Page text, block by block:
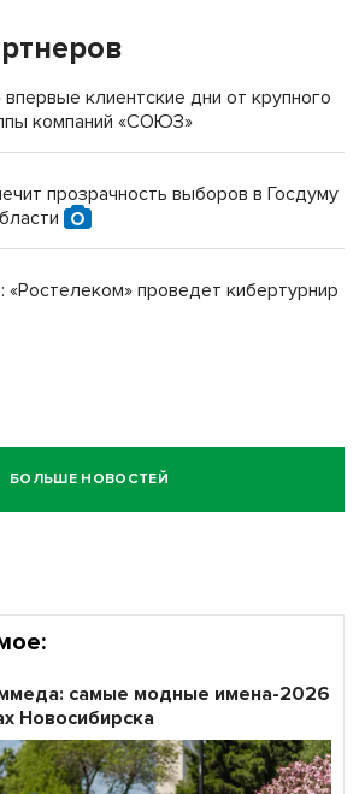
клиентские дни от крупного
компаний «СОЮЗ»
прозрачность выборов в Госдуму
«Ростелеком» проведет кибертурнир
БОЛЬШЕ НОВОСТЕЙ
самые модные имена-2026
Новосибирска